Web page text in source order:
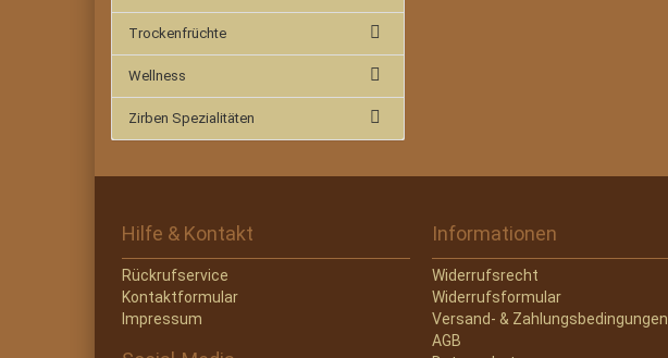
Trockenfrüchte
Wellness
Zirben Spezialitäten
Hilfe & Kontakt
Rückrufservice
Kontaktformular
Impressum
Informationen
Widerrufsrecht
Widerrufsformular
Versand- & Zahlungsbedingungen
AGB